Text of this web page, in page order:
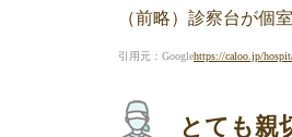
（前略）診察台が個
引用元：Googlehttps://caloo.jp/
とても親